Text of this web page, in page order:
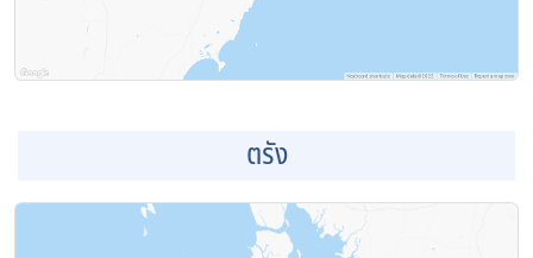
ตรัง